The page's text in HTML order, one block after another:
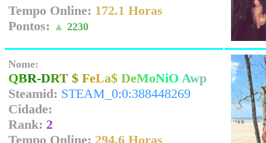
Tempo Online: 172.1 Horas
Pontos: ▲ 2230
Nome:
QBR-DRT $ FeLa$ DeMoNiO Awp
Steamid: STEAM_0:0:388448269
Cidade:
Rank: 2
Tempo Online: 294.6 Horas